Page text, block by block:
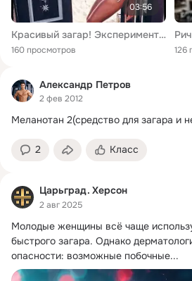
03:56
Красивый загар! Эксперимент! Пептиды. Меланотан. Sun beauty. Часть 1
160 просмотров 126
Александр Петров
2 фев 2012
Меланотан 2(средство для загара и
2 Класс
Царьград. Херсон
2 авг 2025
Молодые женщины всё чаще
быстрого загара. Однако
опасности: возможные побочные...